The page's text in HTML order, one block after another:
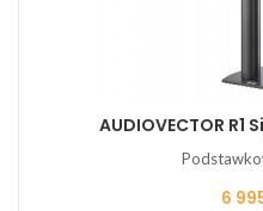
AUDIOVECTOR
Cena
6